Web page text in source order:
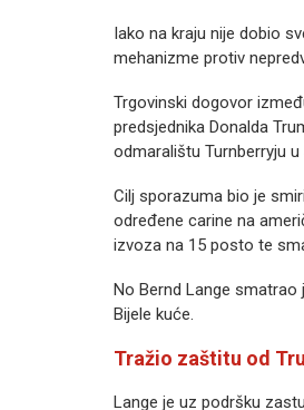
Iako na kraju nije dobio
mehanizme protiv
Trgovinski dogovor
predsjednika Donalda
odmaralištu Turnberryju u
Cilj sporazuma bio je
određene carine na
izvoza na 15 posto te
No Bernd Lange smatrao
Bijele kuće.
Tražio zaštitu od
Lange je uz podršku